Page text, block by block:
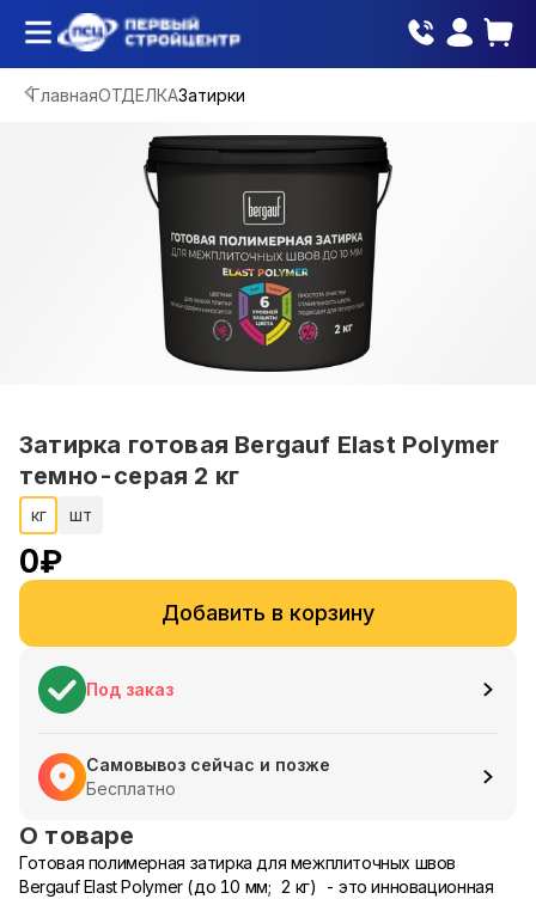
ГлавнаяОТДЕЛКАЗатирки
Затирка готовая Bergauf Elast Polymer
темно-серая 2 кг
кг шт
0₽
Добавить в корзину
Под заказ
Самовывоз сейчас и позже
Бесплатно
О товаре
Готовая полимерная затирка для межплиточных швов
Bergauf Elast Polymer (до 10 мм; 2 кг) - это инновационная